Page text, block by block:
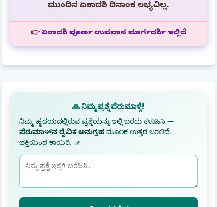
ಮುಂದಿನ ಏಕಾದಶಿ ದಿನಾಂಕ ಲಭ್ಯವಿಲ್ಲ.
👉ಏಕಾದಶಿ ಪೂರ್ಣ ಉಪವಾಸ ಮಾರ್ಗದರ್ಶಿ ಇಲ್ಲಿದೆ
🙏 ನಿಮ್ಮ ಪ್ರಶ್ನೆ ಪೆರುಮಾಳ್ಗೆ!
ನಿಮ್ಮ ಹೃದಯದಲ್ಲಿರುವ ಪ್ರಶ್ನೆಯನ್ನು ಇಲ್ಲಿ ಬರೆದು ಕಳುಹಿಸಿ —
ಪೆರುಮಾಳ್‌ನ ದೈವಿಕ ಅನುಗ್ರಹ ಮೂಲಕ ಉತ್ತರ ಬರಲಿದೆ.
ಭಕ್ತಿಯಿಂದ ಕಾಯಿರಿ. 🪔